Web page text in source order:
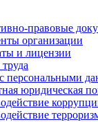
правовые
организации
и лицензии
персональными
юридическая